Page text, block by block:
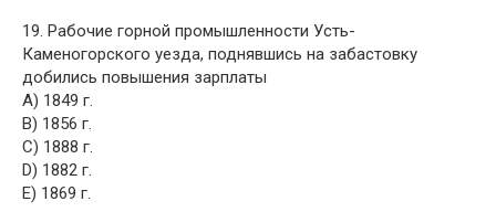
19. Рабочие горной промышленности Усть-
Каменогорского уезда, поднявшись на забастовку
добились повышения зарплаты
A) 1849 г.
B) 1856 г.
C) 1888 г.
D) 1882 г.
E) 1869 г.